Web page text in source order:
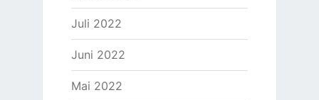
Juli 2022
Juni 2022
Mai 2022